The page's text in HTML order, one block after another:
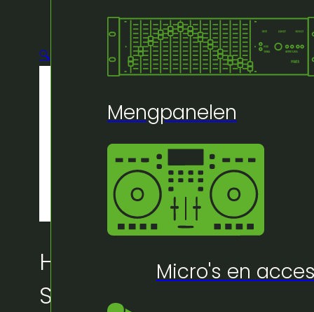
Mengpanelen
Micro's en
🔍
Huur bij Artifex:
Stagedex poot 100cm